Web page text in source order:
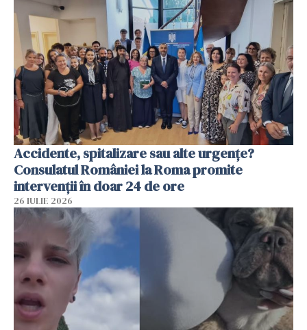
Accidente, spitalizare sau alte urgențe?
Consulatul României la Roma promite
intervenții în doar 24 de ore
26 IULIE 2026